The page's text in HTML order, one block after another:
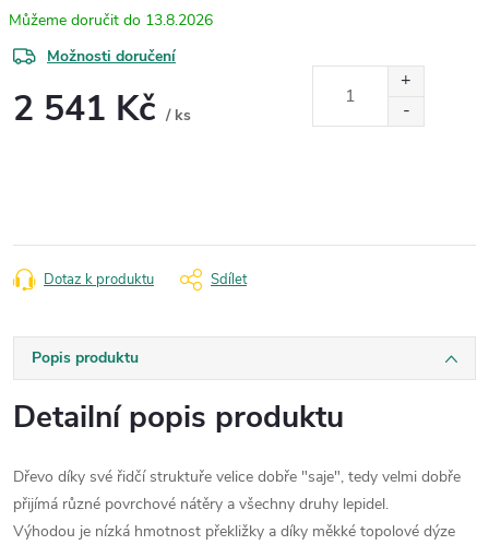
13.8.2026
Možnosti doručení
2 541 Kč / ks
Dotaz k produktu Sdílet
Popis produktu
Detailní popis produktu
Dřevo díky své řidčí struktuře velice dobře "saje", tedy velmi dobře
přijímá různé povrchové nátěry a všechny druhy lepidel.
Výhodou je nízká hmotnost překližky a díky měkké topolové dýze